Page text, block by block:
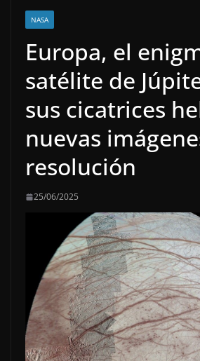
NASA
Europa, el
satélite de
sus cicatrices
nuevas
resolución
25/06/2025